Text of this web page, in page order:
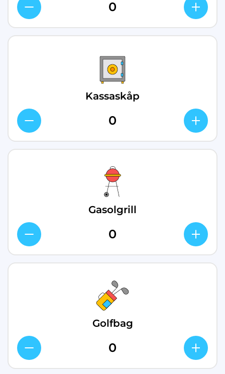
Kassaskåp
Gasolgrill
Golfbag